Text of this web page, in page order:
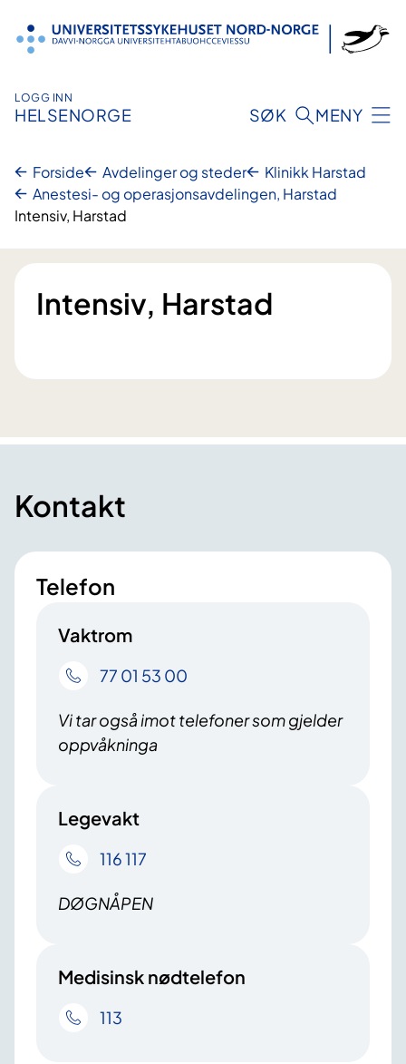
innhold
LOGG INN
HELSENORGE SØK MENY
Forside Avdelinger og steder
Klinikk Harstad
Anestesi- og operasjonsavdelingen, Harstad
Intensiv, Harstad
Intensiv, Harstad
Kontakt
Telefon
Vaktrom
77 01 53 00
Vi tar også imot telefoner som gjelder
oppvåkninga
Legevakt
116 117
DØGNÅPEN
Medisinsk nødtelefon
113